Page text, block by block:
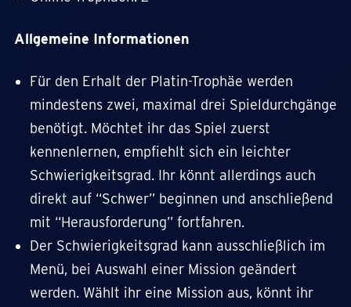
Allgemeine Informationen
Für den Erhalt der Platin-Trophäe werden
mindestens zwei, maximal drei Spieldurchgänge
benötigt. Möchtet ihr das Spiel zuerst
kennenlernen, empfiehlt sich ein leichter
Schwierigkeitsgrad. Ihr könnt allerdings auch
direkt auf “Schwer” beginnen und anschließend
mit “Herausforderung” fortfahren.
Der Schwierigkeitsgrad kann ausschließlich im
Menü, bei Auswahl einer Mission geändert
werden. Wählt ihr eine Mission aus, könnt ihr